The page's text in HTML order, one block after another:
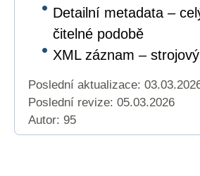
Detailní metadata –
čitelné podobě
XML záznam –
Poslední aktualizace:
Poslední revize: 05.03.2026
Autor: 95